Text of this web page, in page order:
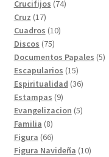
productos
Crucifijos 7474
Cruz 1717
productos
Cuadros 1010
Discos 7575
productos
Documentos Papales 55
Escapularios 1515
productos
Espiritualidad 3636
Estampas 99
productos
Evangelizacion 55
Familia 88
productos
Figura 6666
productos
Figura Navideña 1010